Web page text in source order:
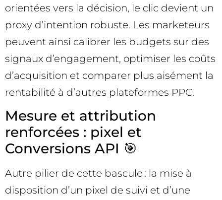
orientées vers la décision, le clic devient un
proxy d’intention robuste. Les marketeurs
peuvent ainsi calibrer les budgets sur des
signaux d’engagement, optimiser les coûts
d’acquisition et comparer plus aisément la
rentabilité à d’autres plateformes PPC.
Mesure et attribution
renforcées : pixel et
Conversions API 🎯
Autre pilier de cette bascule : la mise à
disposition d’un pixel de suivi et d’une